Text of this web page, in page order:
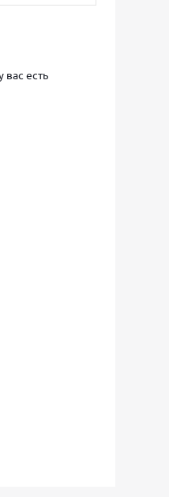
есть